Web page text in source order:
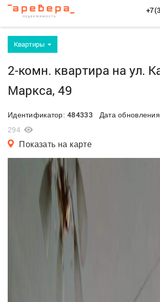
+7
Квартиры
2-комн. квартира на ул.
Маркса, 49
Идентификатор:484333 Дата
294
Показать на карте